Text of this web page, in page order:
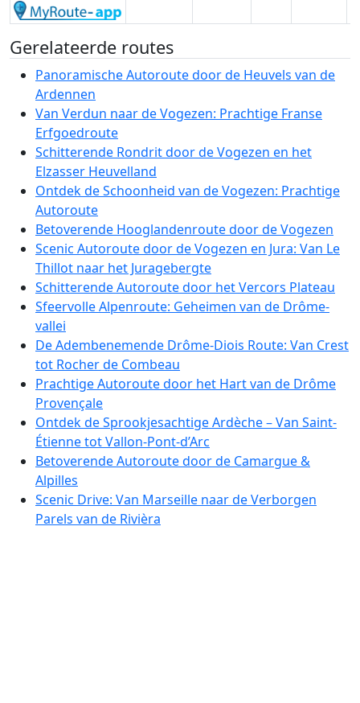
Gerelateerde routes
Panoramische Autoroute door de Heuvels van de
Ardennen
Van Verdun naar de Vogezen: Prachtige Franse
Erfgoedroute
Schitterende Rondrit door de Vogezen en het
Elzasser Heuvelland
Ontdek de Schoonheid van de Vogezen: Prachtige
Autoroute
Betoverende Hooglandenroute door de Vogezen
Scenic Autoroute door de Vogezen en Jura: Van Le
Thillot naar het Juragebergte
Schitterende Autoroute door het Vercors Plateau
Sfeervolle Alpenroute: Geheimen van de Drôme-
vallei
De Adembenemende Drôme-Diois Route: Van Crest
tot Rocher de Combeau
Prachtige Autoroute door het Hart van de Drôme
Provençale
Ontdek de Sprookjesachtige Ardèche – Van Saint-
Étienne tot Vallon-Pont-d’Arc
Betoverende Autoroute door de Camargue &
Alpilles
Scenic Drive: Van Marseille naar de Verborgen
Parels van de Rivièra